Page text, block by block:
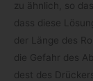
zu ähn­lich, so
dass diese
der Länge des
die Gefahr des
dest des